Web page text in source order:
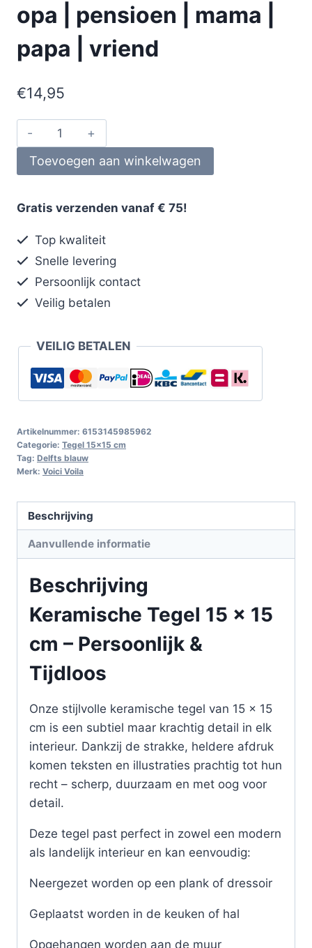
opa | pensioen | mama |
papa | vriend
€14,95
Toevoegen aan winkelwagen
Gratis verzenden vanaf € 75!
Top kwaliteit
Snelle levering
Persoonlijk contact
Veilig betalen
VEILIG BETALEN
Artikelnummer: 6153145985962
Categorie: Tegel 15x15 cm
Tag: Delfts blauw
Merk: Voici Voila
Beschrijving
Aanvullende informatie
Beschrijving
Keramische Tegel 15 x 15
cm – Persoonlijk &
Tijdloos
Onze stijlvolle keramische tegel van 15 x 15
cm is een subtiel maar krachtig detail in elk
interieur. Dankzij de strakke, heldere afdruk
komen teksten en illustraties prachtig tot hun
recht – scherp, duurzaam en met oog voor
detail.
Deze tegel past perfect in zowel een modern
als landelijk interieur en kan eenvoudig:
Neergezet worden op een plank of dressoir
Geplaatst worden in de keuken of hal
Opgehangen worden aan de muur